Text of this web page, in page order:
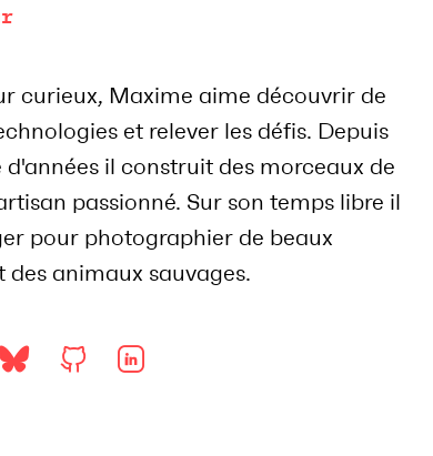
curieux, Maxime aime découvrir de
et relever les défis. Depuis
d'années il construit des morceaux de
passionné. Sur son temps libre il
pour photographier de beaux
des animaux sauvages.